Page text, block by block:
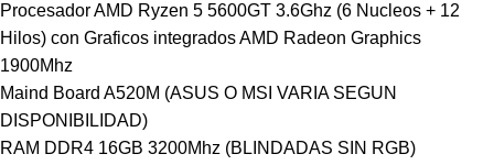
Procesador AMD Ryzen 5 5600GT 3.6Ghz (6 Nucleos + 12
Hilos) con Graficos integrados AMD Radeon Graphics
1900Mhz
Maind Board A520M (ASUS O MSI VARIA SEGUN
DISPONIBILIDAD)
RAM DDR4 16GB 3200Mhz (BLINDADAS SIN RGB)